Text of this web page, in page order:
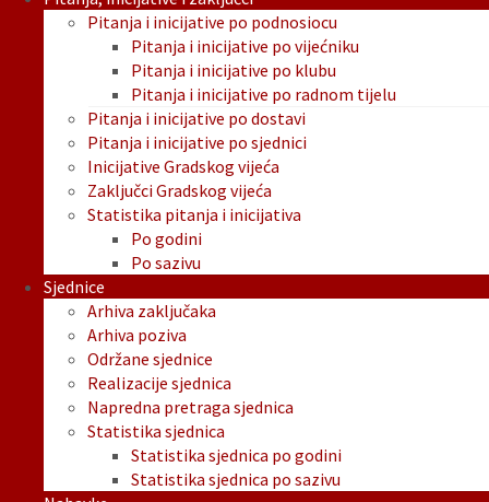
Pitanja i inicijative po podnosiocu
Pitanja i inicijative po vijećniku
Pitanja i inicijative po klubu
Pitanja i inicijative po radnom tijelu
Pitanja i inicijative po dostavi
Pitanja i inicijative po sjednici
Inicijative Gradskog vijeća
Zaključci Gradskog vijeća
Statistika pitanja i inicijativa
Po godini
Po sazivu
Sjednice
Arhiva zaključaka
Arhiva poziva
Održane sjednice
Realizacije sjednica
Napredna pretraga sjednica
Statistika sjednica
Statistika sjednica po godini
Statistika sjednica po sazivu